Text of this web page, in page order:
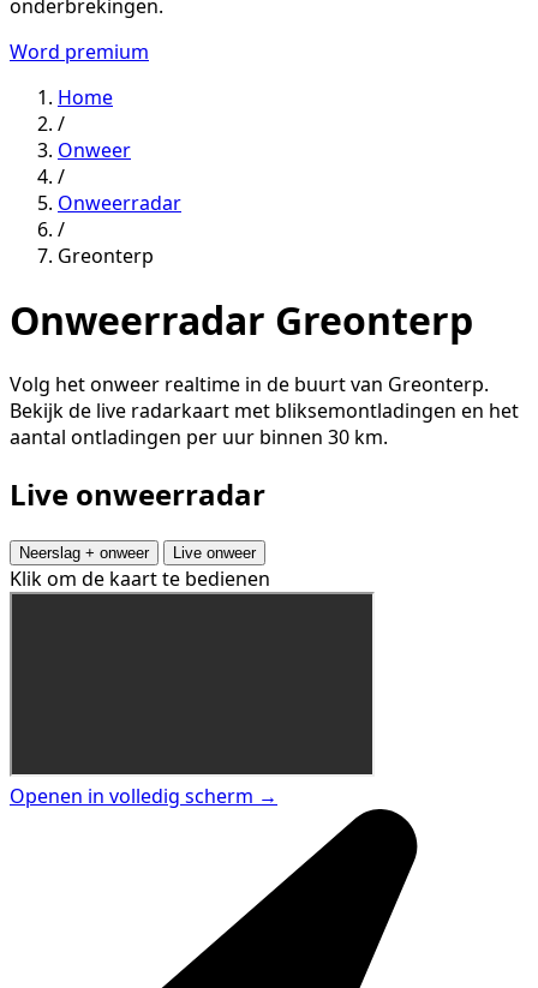
onderbrekingen.
Word premium
Home
/
Onweer
/
Onweerradar
/
Greonterp
Onweerradar Greonterp
Volg het onweer realtime in de buurt van Greonterp.
Bekijk de live radarkaart met bliksemontladingen en het
aantal ontladingen per uur binnen 30 km.
Live onweerradar
Neerslag + onweer Live onweer
Klik om de kaart te bedienen
Openen in volledig scherm →